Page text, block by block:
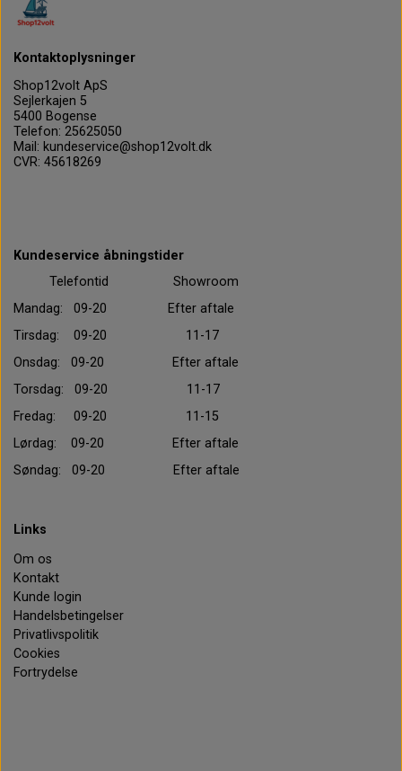
Kontaktoplysninger
Shop12volt ApS
Sejlerkajen 5
5400 Bogense
Telefon: 25625050
Mail: kundeservice@shop12volt.dk
CVR: 45618269
Kundeservice åbningstider
Telefontid Showroom
Mandag: 09-20 Efter aftale
Tirsdag: 09-20 11-17
Onsdag: 09-20 Efter aftale
Torsdag: 09-20 11-17
Fredag: 09-20 11-15
Lørdag: 09-20 Efter aftale
Søndag: 09-20 Efter aftale
Links
Om os
Kontakt
Kunde login
Handelsbetingelser
Privatlivspolitik
Cookies
Fortrydelse